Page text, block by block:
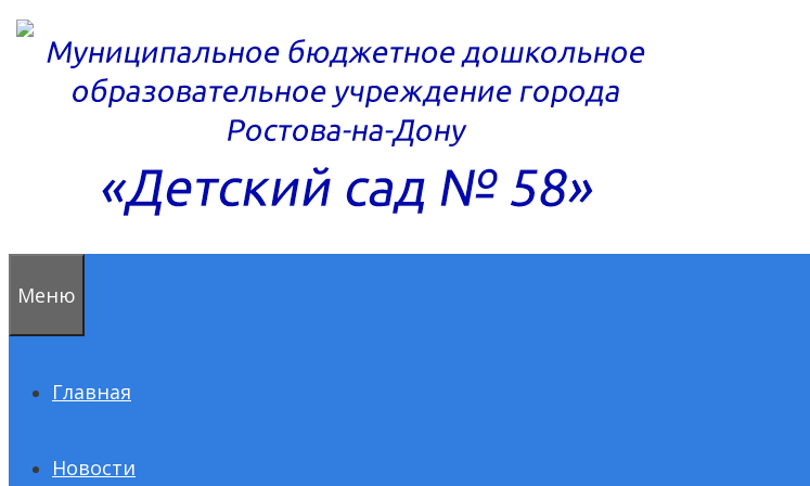
Перейти
содержимому
Меню
Главная
Новости